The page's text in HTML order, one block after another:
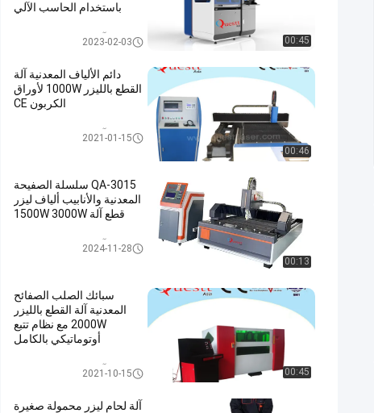
00:45
باستخدام الحاسب الآلي
آلة قطع المعادن بالليزر2023-02-03
00:46
دائم الألياف المعدنية آلة
القطع بالليزر 1000W لأوراق
الكربون CE
آلة قطع المعادن بالليزر2021-01-15
00:13
QA-3015 سلسلة الصفيحة
المعدنية والأنابيب ألياف ليزر
قطع آلة 1500W 3000W
آلة قطع المعادن بالليزر2024-11-28
00:45
سبائك الصلب الصفائح
المعدنية آلة القطع بالليزر
2000W مع نظام تتبع
أوتوماتيكي بالكامل
آلة قطع المعادن بالليزر2021-10-15
آلة لحام ليزر محمولة صغيرة